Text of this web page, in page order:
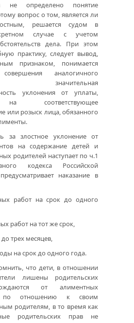
не определено понятие
вопрос о том, является ли
решается судом в
случае с учетом
дела. При этом
практику, следует вывод,
признаком, понимается
аналогичного
значительная
уклонения от уплаты,
соответствующее
или розыск лица, обязанного
за злостное уклонение от
на содержание детей и
родителей наступает по ч.1
кодекса Российской
наказание в
работ на срок до одного
работ на тот же срок,
до трех месяцев,
на срок до одного года.
что дети, в отношении
лишены родительских
от алиментных
по отношению к своим
родителям, в то время как
родительских прав не